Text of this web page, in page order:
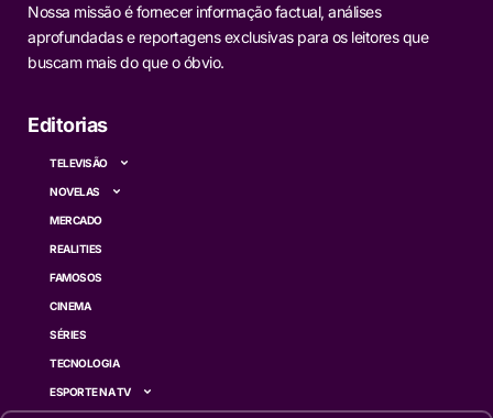
Nossa missão é fornecer informação factual, análises
aprofundadas e reportagens exclusivas para os leitores que
buscam mais do que o óbvio.
Editorias
TELEVISÃO
NOVELAS
MERCADO
REALITIES
FAMOSOS
CINEMA
SÉRIES
TECNOLOGIA
ESPORTE NA TV